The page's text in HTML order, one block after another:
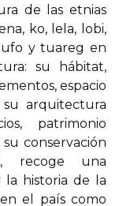
de las etnias
ko, lela, lobi,
y tuareg en
su hábitat,
espacio
arquitectura
patrimonio
conservación
recoge una
historia de la
el país como